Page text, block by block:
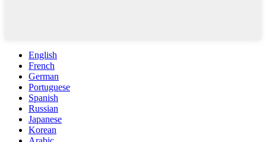
English
French
German
Portuguese
Spanish
Russian
Japanese
Korean